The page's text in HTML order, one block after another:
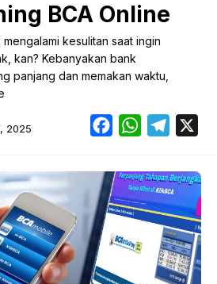
BCA Online
kesulitan saat ingin
kan? Kebanyakan bank
panjang dan memakan waktu,
2025 FacebookWhatsApp